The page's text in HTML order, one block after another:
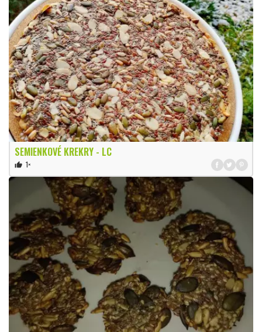
SEMIENKOVÉ KREKRY - LC
thumb_up 1×